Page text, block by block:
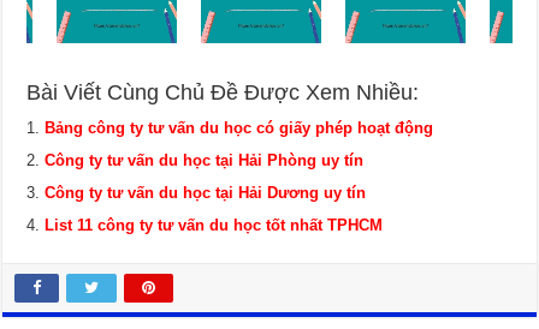
Bài Viết Cùng Chủ Đề Được Xem Nhiều:
Bảng công ty tư vấn du học có giấy phép hoạt động
Công ty tư vấn du học tại Hải Phòng uy tín
Công ty tư vấn du học tại Hải Dương uy tín
List 11 công ty tư vấn du học tốt nhất TPHCM